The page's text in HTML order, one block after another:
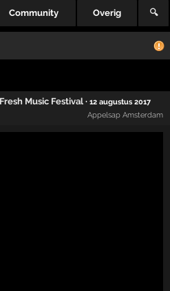
Community Overig 🔍
Music Festival ·12 augustus 2017
Appelsap Amsterdam